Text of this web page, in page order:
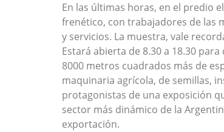
En las últimas horas, en el predio
frenético, con trabajadores de las
y servicios. La muestra, vale
Estará abierta de 8.30 a 18.30
8000 metros cuadrados más de
maquinaria agrícola, de semillas,
protagonistas de una exposición
sector más dinámico de la
exportación.